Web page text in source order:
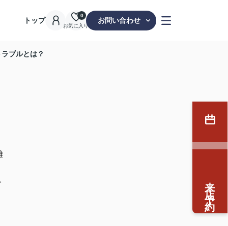
トップ
お気に入り
0
お問い合わせ
ブルとは？
来店予約